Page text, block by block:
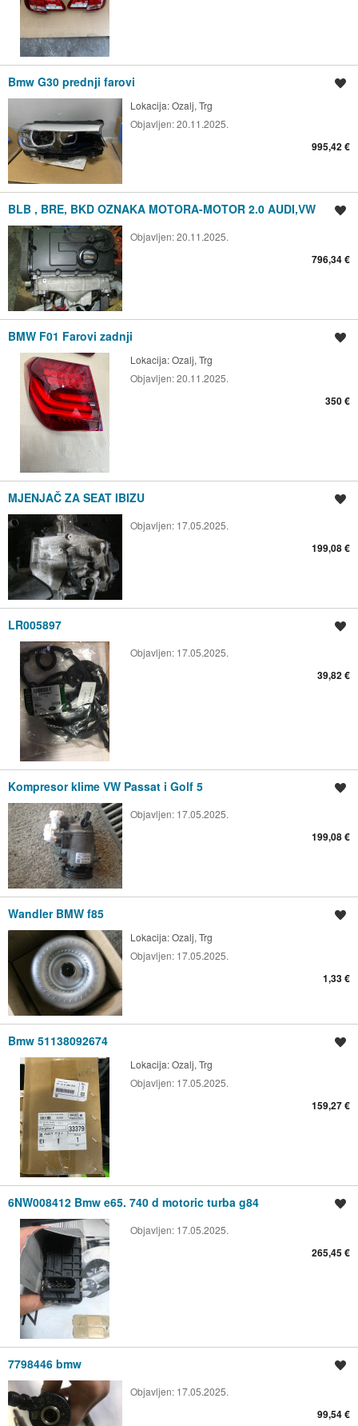
Bmw G30 prednji farovi
Lokacija:Ozalj, Trg
Objavljen:20.11.2025.
995,42 €
BLB , BRE, BKD OZNAKA MOTORA-MOTOR 2.0 AUDI,VW
Objavljen:20.11.2025.
796,34 €
BMW F01 Farovi zadnji
Lokacija:Ozalj, Trg
Objavljen:20.11.2025.
350 €
MJENJAČ ZA SEAT IBIZU
Objavljen: 17.05.2025.
199,08 €
LR005897
Objavljen: 17.05.2025.
39,82 €
Kompresor klime VW Passat i Golf 5
Objavljen: 17.05.2025.
199,08 €
Wandler BMW f85
Lokacija:Ozalj, Trg
Objavljen: 17.05.2025.
1,33 €
Bmw 51138092674
Lokacija:Ozalj, Trg
Objavljen: 17.05.2025.
159,27 €
6NW008412 Bmw e65. 740 d motoric turba g84
Objavljen: 17.05.2025.
265,45 €
7798446 bmw
Objavljen: 17.05.2025.
99,54 €